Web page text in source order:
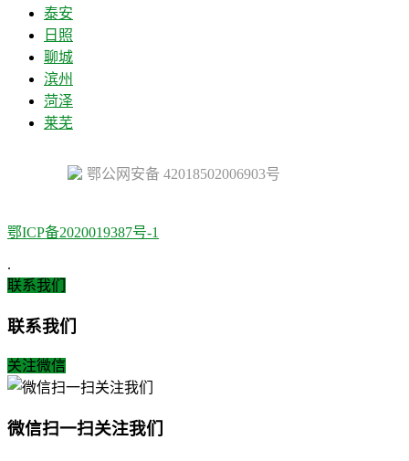
泰安
日照
聊城
滨州
菏泽
莱芜
鄂公网安备 42018502006903号
鄂ICP备2020019387号-1
.
联系我们
联系我们
关注微信
微信扫一扫关注我们